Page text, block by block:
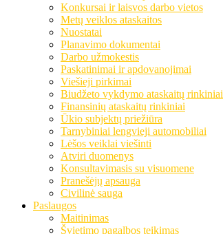
Konkursai ir laisvos darbo vietos
Metų veiklos ataskaitos
Nuostatai
Planavimo dokumentai
Darbo užmokestis
Paskatinimai ir apdovanojimai
Viešieji pirkimai
Biudžeto vykdymo ataskaitų rinkiniai
Finansinių ataskaitų rinkiniai
Ūkio subjektų priežiūra
Tarnybiniai lengvieji automobiliai
Lėšos veiklai viešinti
Atviri duomenys
Konsultavimasis su visuomene
Pranešėjų apsauga
Civilinė sauga
Paslaugos
Maitinimas
Švietimo pagalbos teikimas